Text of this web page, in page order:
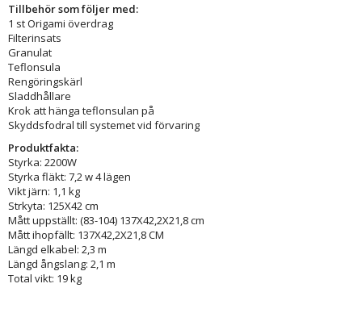
Tillbehör som följer med:
1 st Origami överdrag
Filterinsats
Granulat
Teflonsula
Rengöringskärl
Sladdhållare
Krok att hänga teflonsulan på
Skyddsfodral till systemet vid förvaring
Produktfakta:
Styrka: 2200W
Styrka fläkt: 7,2 w 4 lägen
Vikt järn: 1,1 kg
Strkyta: 125X42 cm
Mått uppställt: (83-104) 137X42,2X21,8 cm
Mått ihopfällt: 137X42,2X21,8 CM
Längd elkabel: 2,3 m
Längd ångslang: 2,1 m
Total vikt: 19 kg